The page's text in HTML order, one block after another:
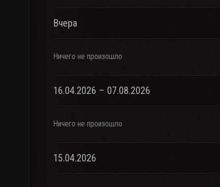
Вчера
Ничего не произошло
16.04.2026 – 07.08.2026
Ничего не произошло
15.04.2026